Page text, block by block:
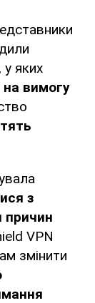
яких
на вимогу
з
причин
VPN
змінити